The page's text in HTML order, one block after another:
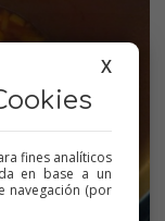
X
fines analíticos
en base a un
navegación (por